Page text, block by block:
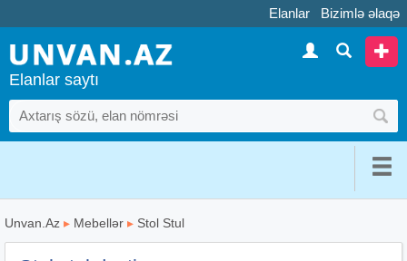
Elanlar Bizimlə əlaqə
Elanlar saytı
Unvan.Az ▸ Mebellər ▸ Stol Stul